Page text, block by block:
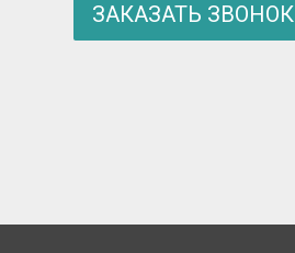
ЗАКАЗАТЬ ЗВОНОК